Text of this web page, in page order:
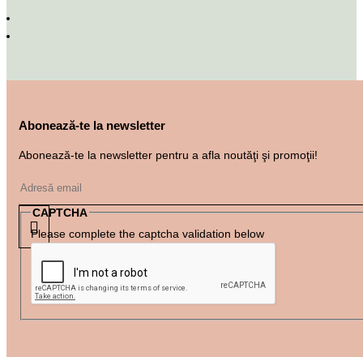
Abonează-te la newsletter
Abonează-te la newsletter pentru a afla noutăţi şi promoţii!
CAPTCHA
Please complete the captcha validation below